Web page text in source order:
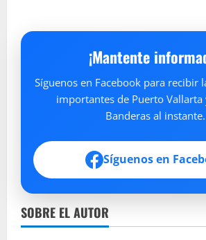
¡Mantente
Síguenos en Facebook para recibir
importantes de Puerto Vallarta
Banderas al instante.
Síguenos en
SOBRE EL AUTOR